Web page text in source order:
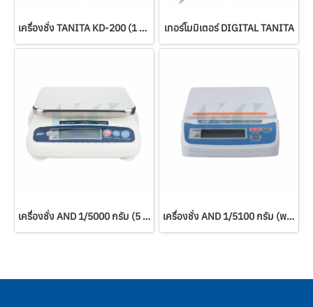
เครื่องชั่ง TANITA KD-200 (1 กก.) เทอร์โมมิเตอร์ DIGITAL TANITA
เครื่องชั่ง AND 1/5000 กรัม (5 กก.) เครื่องชั่ง AND 1/5100 กรัม (พลาสติก)